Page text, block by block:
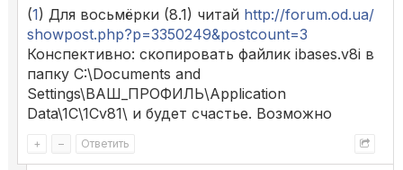
(1) Для восьмёрки (8.1) читай http://forum.od.ua/
showpost.php?p=3350249&postcount=3
Конспективно: скопировать файлик ibases.v8i в
папку C:\Documents and
Settings\ВАШ_ПРОФИЛЬ\Application
Data\1C\1Cv81\ и будет счастье. Возможно
+ – Ответить